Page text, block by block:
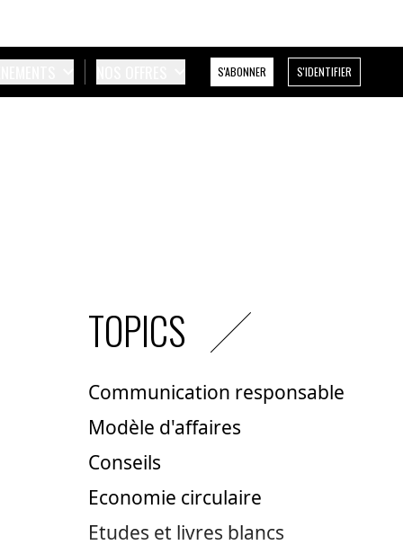
S'ABONNER S'IDENTIFIER
TOPICS
Communication responsable
Modèle d'affaires
Conseils
Economie circulaire
Etudes et livres blancs